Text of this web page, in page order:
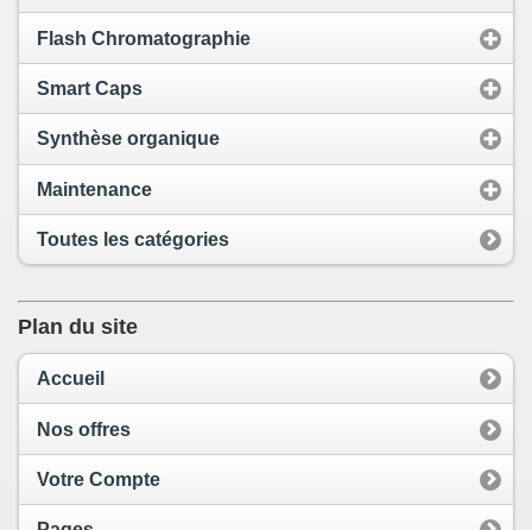
Flash Chromatographie
Smart Caps
Synthèse organique
Maintenance
Toutes les catégories
Plan du site
Accueil
Nos offres
Votre Compte